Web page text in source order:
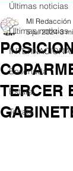
Últimas noticias
Ensenada
Estatal
Tecate
Últimas noticias
TERCER
MI Redacción
5 jul 2024 3